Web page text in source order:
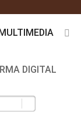
MULTIMEDIA
DIGITAL